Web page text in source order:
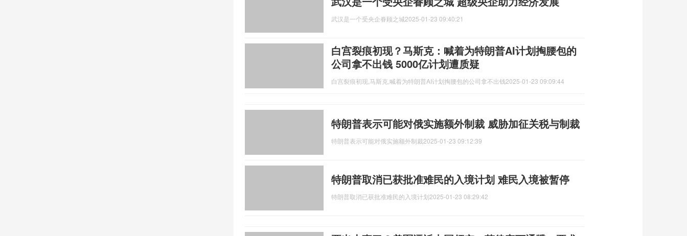
武汉是一个受央企眷顾之城2025-01-23 09:40:21
白宫裂痕初现？马斯克：喊着为特朗普AI计划掏腰包的
公司拿不出钱 5000亿计划遭质疑
白宫裂痕初现,马斯克,喊着为特朗普AI计划掏腰包的公司拿不出钱2025-01-23 09:09:44
特朗普表示可能对俄实施额外制裁 威胁加征关税与制裁
特朗普表示可能对俄实施额外制裁2025-01-23 09:12:39
特朗普取消已获批准难民的入境计划 难民入境被暂停
特朗普取消已获批准难民的入境计划2025-01-23 08:29:42